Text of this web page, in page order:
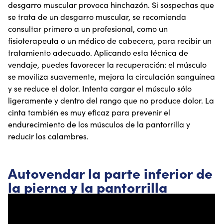
desgarro muscular provoca hinchazón. Si sospechas que
se trata de un desgarro muscular, se recomienda
consultar primero a un profesional, como un
fisioterapeuta o un médico de cabecera, para recibir un
tratamiento adecuado. Aplicando esta técnica de
vendaje, puedes favorecer la recuperación: el músculo
se moviliza suavemente, mejora la circulación sanguínea
y se reduce el dolor. Intenta cargar el músculo sólo
ligeramente y dentro del rango que no produce dolor. La
cinta también es muy eficaz para prevenir el
endurecimiento de los músculos de la pantorrilla y
reducir los calambres.
Autovendar la parte inferior de
la pierna y la pantorrilla